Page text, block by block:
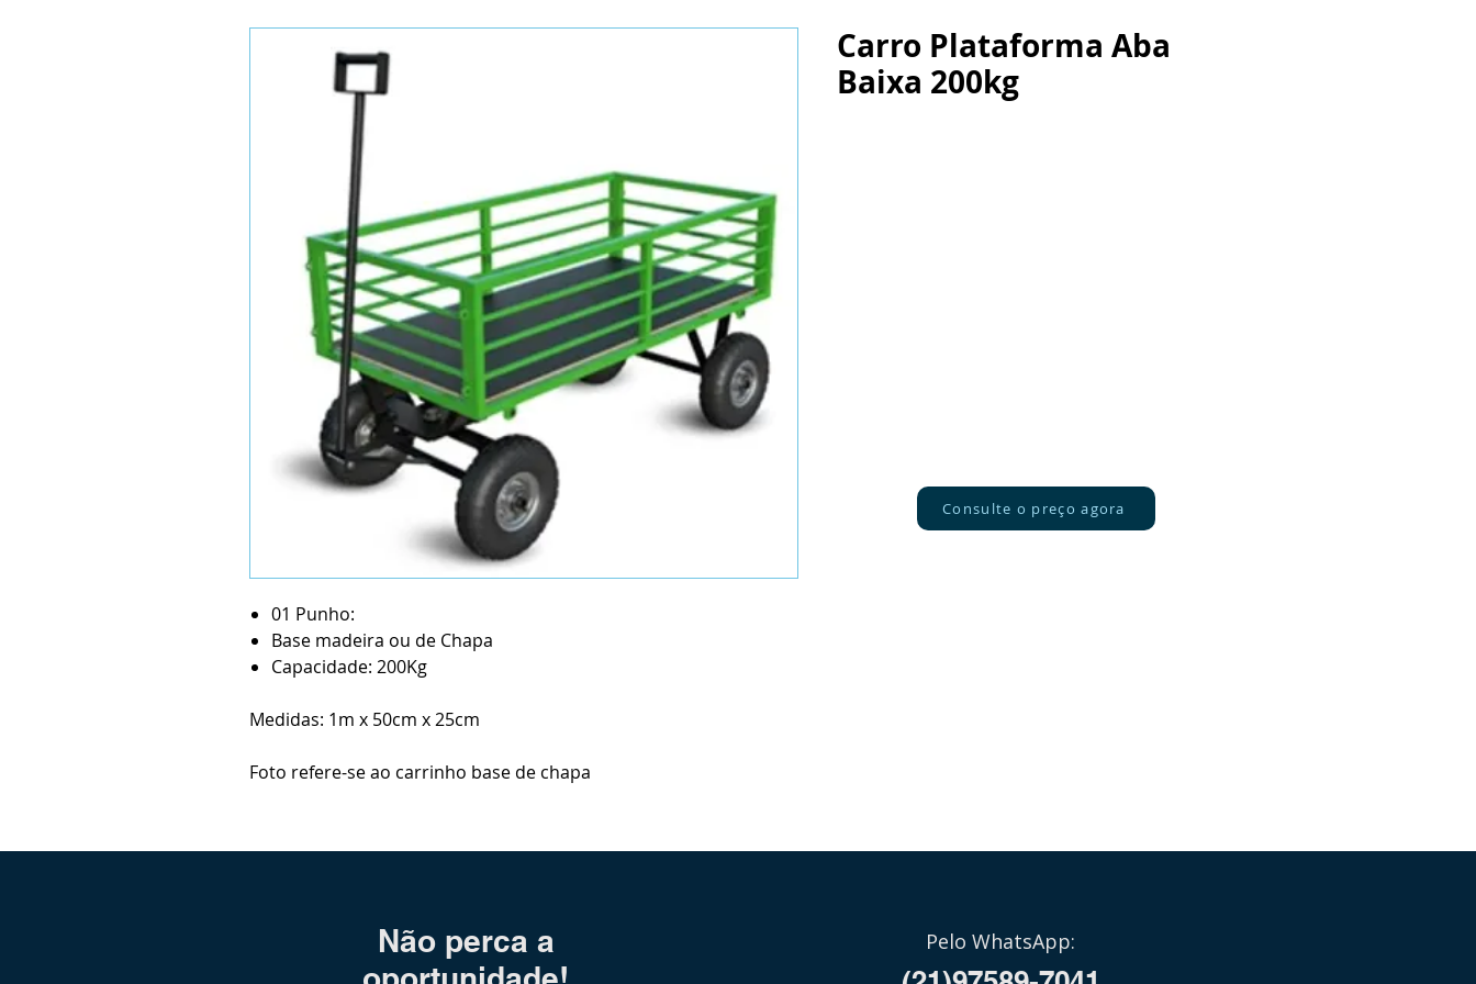
01 Punho:
Base madeira ou de Chapa
Capacidade: 200Kg
Medidas: 1m x 50cm x 25cm
Foto refere-se ao carrinho base de chapa
Carro Plataforma Aba
Baixa 200kg
Consulte o preço agora
Não perca a
Pelo WhatsApp: